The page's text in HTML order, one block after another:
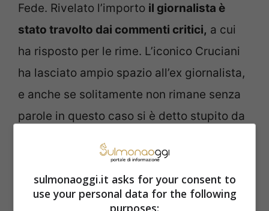
Fede. Rivelato l’importo il giornalista è
stato travolto dai commenti critici, a cui
ha risposto per le rime. L’iconico Cruciani
ha lasciato ampio spazio all’ex giornalista,
e anche se solitamente non rimane senza
parole in questo caso si è detto stupito da
sulmonaoggi.it asks for your consent to
use your personal data for the following
purposes: